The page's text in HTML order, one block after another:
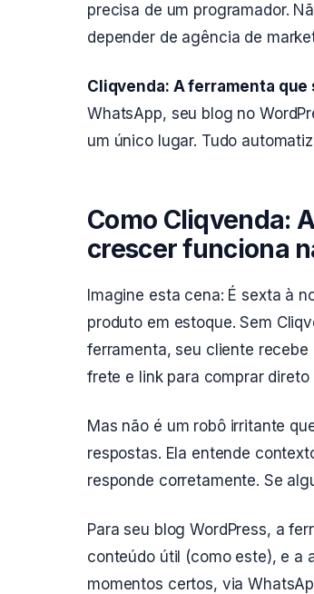
precisa de um programador.
depender de agência de
Cliqvenda: A ferramenta
WhatsApp, seu blog no
um único lugar. Tudo
Como Cliqvenda:
crescer funciona
Imagine esta cena: É sexta à
produto em estoque. Sem
ferramenta, seu cliente
frete e link para comprar
Mas não é um robô irritante
respostas. Ela entende
responde corretamente. Se
Para seu blog WordPress, a
conteúdo útil (como este), e a
momentos certos, via